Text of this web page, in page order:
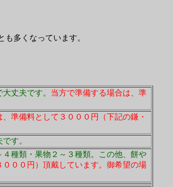
多くなっています。
丈夫です。 当方で準備する場合は、準
準備料として３０００円（下記の鎌・
す。
種類・果物２～３種類。この他、餅や
００円）頂戴しています。御希望の場